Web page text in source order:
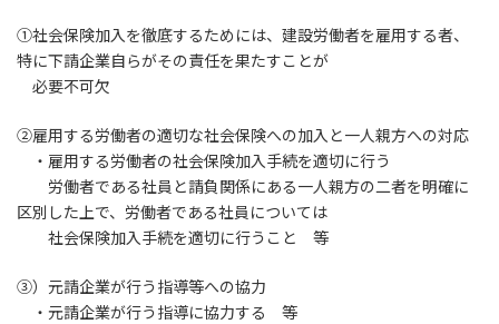
①社会保険加入を徹底するためには、建設労働者を雇用する者、
特に下請企業自らがその責任を果たすことが
必要不可欠
②雇用する労働者の適切な社会保険への加入と一人親方への対応
・雇用する労働者の社会保険加入手続を適切に行う
労働者である社員と請負関係にある一人親方の二者を明確に
区別した上で、労働者である社員については
社会保険加入手続を適切に行うこと 等
③）元請企業が行う指導等への協力
・元請企業が行う指導に協力する 等